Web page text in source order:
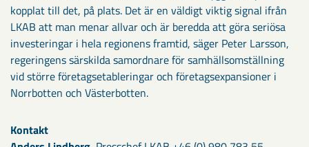
kopplat till det, på plats. Det är en väldigt viktig signal ifrån
LKAB att man menar allvar och är beredda att göra seriösa
investeringar i hela regionens framtid, säger Peter Larsson,
regeringens särskilda samordnare för samhällsomställning
vid större företagsetableringar och företagsexpansioner i
Norrbotten och Västerbotten.
Kontakt